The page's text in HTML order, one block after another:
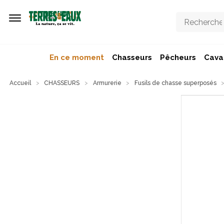
En ce moment Chasseurs Pêcheurs
Accueil CHASSEURS Armurerie Fusils de chasse superposés